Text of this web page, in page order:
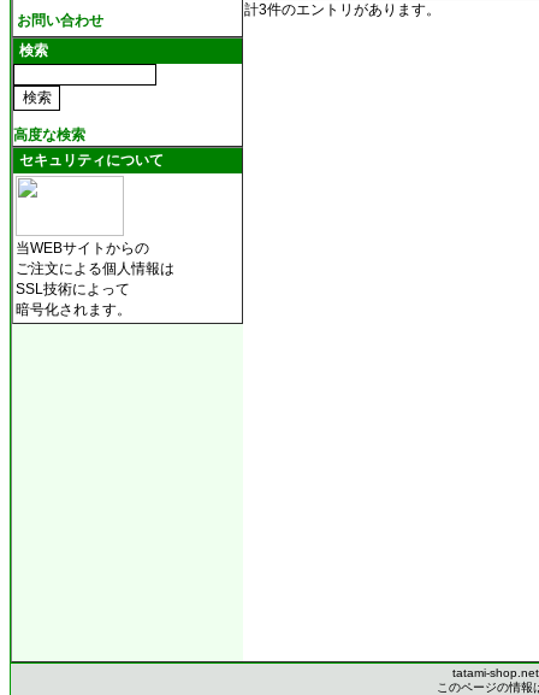
お問い合わせ
検索
高度な検索
セキュリティについて
当WEBサイトからの
ご注文による個人情報は
SSL技術によって
暗号化されます。
計3件のエントリがあります。
tatami-
このページの情報